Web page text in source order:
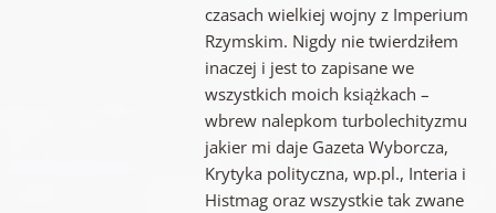
czasach wielkiej wojny z Imperium
Rzymskim. Nigdy nie twierdziłem
inaczej i jest to zapisane we
wszystkich moich książkach –
wbrew nalepkom turbolechityzmu
jakier mi daje Gazeta Wyborcza,
Krytyka polityczna, wp.pl., Interia i
Histmag oraz wszystkie tak zwane